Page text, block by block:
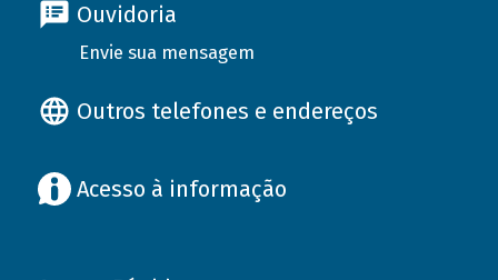
Ouvidoria
Envie sua mensagem
Outros telefones e endereços
Acesso à informação